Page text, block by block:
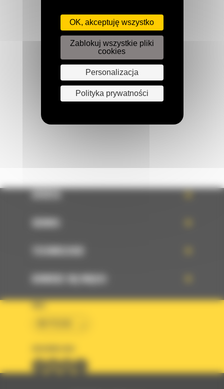
Zadzwoń do nas
122 100 122
Napisz do nas
OFERTA
SERWIS
TECHNOLOGIE
DOWIEDZ SIĘ WIĘCEJ
KRAJ
OK, akceptuję wszystko
Zablokuj wszystkie pliki
cookies
Personalizacja
Polityka prywatności